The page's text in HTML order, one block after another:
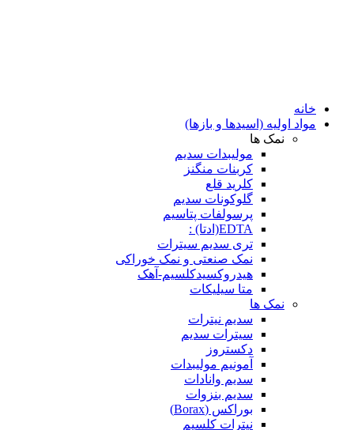
خانه
مواد اولیه (اسیدها و بازها)
نمک ها
مولیبدات سدیم
کربنات منگنز
کلرید قلع
گلوکونات سدیم
پرسولفات پتاسیم
EDTA(ادتا) :
تری سدیم سیترات
نمک صنعتی و نمک خوراکی
هیدروکسیدکلسیم-آهک
متا سیلیکات
نمک ها
سدیم نیترات
سیترات سدیم
دکستروز
آمونیم مولیبدات
سدیم وانادات
سدیم بنزوات
بوراکس (Borax)
نیترات کلسیم